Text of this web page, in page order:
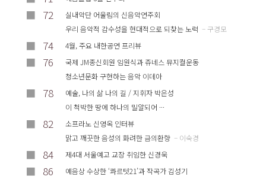
■ 72
실내악단 어울림의 신음악연주회
우리 음악적 감수성을 현대적으로 되찾는 노력 – 구경모
■ 74 4월, 주요 내한공연 프리뷰
■ 76
국제 JM종신회원 임원식과 쥬네스 뮤지컬운동
청소년문화 구현하는 음악 이데아
■ 78
예술, 나의 삶 나의 길 / 지휘자 박은성
이 척박한 땅에 하나의 밀알되어 ···
■ 82
소프라노 신영옥 인터뷰
맑고 깨끗한 음성의 화려한 금의환향 – 이숙경
■ 84 제4대 서울예고 교장 취임한 신경욱
■ 86
예음상 수상한 ‘콰르텟21’과 작곡가 김성기